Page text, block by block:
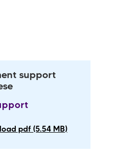
support
pdf (5.54 MB)